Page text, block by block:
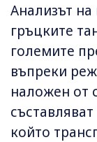
Анализът на
гръцките
големите
въпреки
наложен от
който